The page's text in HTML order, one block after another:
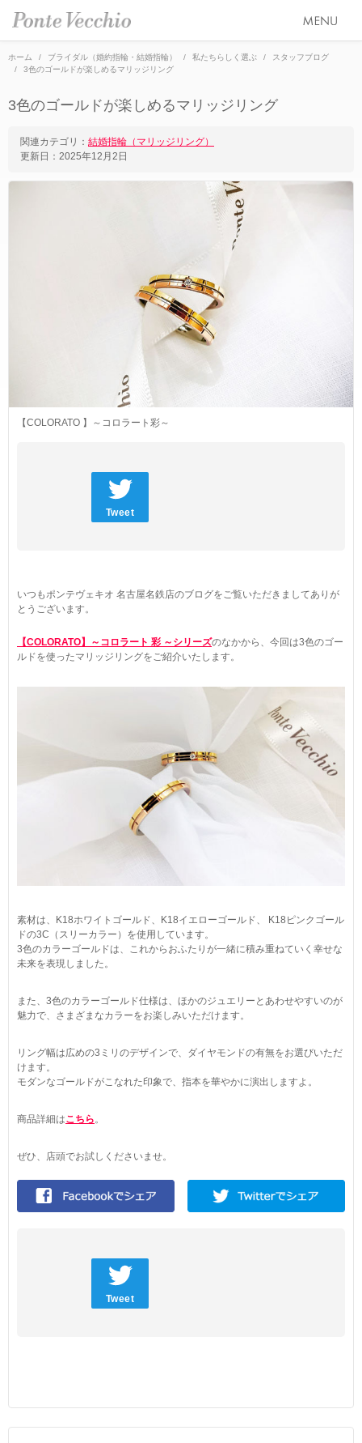
PURE PLATINUM 999（ピュアプラチナ999）
LIMITED COLLECTION（リミテッドコレクション）
WATCH COLLECTION（ウォッチコレクション／時計）
EME（エメ／着せ替えネックレス）
SOLOMIO（ソロミオ／イニシャルシリーズ）
AMICHETTI（アミケッティ／アニマルモチーフ）
婚約指輪（エンゲージリング）
幸せのブライダルリング選び
私たちらしく選ぶ 婚約指輪・結婚指輪
Ponte Vecchioのダイヤモンドについて
ブライダルサービス
ブライダル来店予約
オーダージュエリー
ピアス
ホーム ブライダル（婚約指輪・結婚指輪） 私たちらしく選ぶ
スタッフブログ
3色のゴールドが楽しめるマリッジリング
3色のゴールドが楽しめるマリッジリング
関連カテゴリ： 結婚指輪（マリッジリング）
更新日： 2025年12月2日
【COLORATO 】～コロラート彩～
Tweet
いつもポンテヴェキオ 名古屋名鉄店のブログをご覧いただきましてありが
とうございます。
【COLORATO】～コロラート 彩 ～シリーズのなかから、今回は3色のゴー
ルドを使ったマリッジリングをご紹介いたします。
素材は、K18ホワイトゴールド、K18イエローゴールド、 K18ピンクゴール
ドの3C（スリーカラー）を使用しています。
3色のカラーゴールドは、これからおふたりが一緒に積み重ねていく幸せな
未来を表現しました。
また、3色のカラーゴールド仕様は、ほかのジュエリーとあわせやすいのが
魅力で、さまざまなカラーをお楽しみいただけます。
リング幅は広めの3ミリのデザインで、ダイヤモンドの有無をお選びいただ
けます。
モダンなゴールドがこなれた印象で、指本を華やかに演出しますよ。
商品詳細はこちら。
ぜひ、店頭でお試しくださいませ。
Tweet